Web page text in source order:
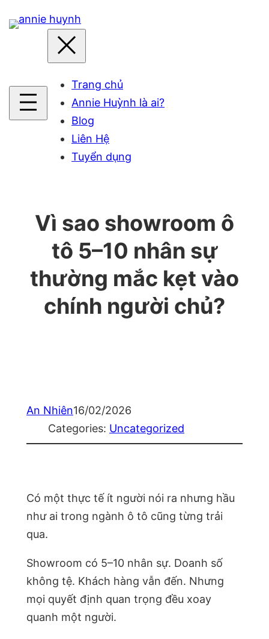
to
Trang chủ
Annie Huỳnh là ai?
Blog
Liên Hệ
Tuyển dụng
Vì sao showroom ô
tô 5–10 nhân sự
thường mắc kẹt vào
chính người chủ?
An Nhiên16/02/2026
Categories: Uncategorized
Có một thực tế ít người nói ra nhưng hầu
như ai trong ngành ô tô cũng từng trải
qua.
Showroom có 5–10 nhân sự. Doanh số
không tệ. Khách hàng vẫn đến. Nhưng
mọi quyết định quan trọng đều xoay
quanh một người.